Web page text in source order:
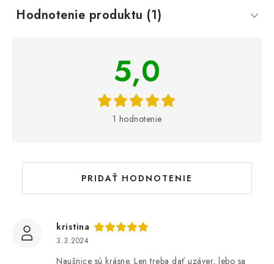
Hodnotenie produktu (1)
5,0
1 hodnotenie
PRIDAŤ HODNOTENIE
kristina
3.3.2024
Naušnice sú krásne. Len treba dať uzáver, lebo sa